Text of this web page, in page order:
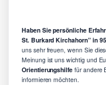
Haben Sie persönliche
St. Burkard Kirchahorn” in
uns sehr freuen, wenn Sie
Meinung ist uns wichtig und
Orientierungshilfe für andere
informieren möchten.